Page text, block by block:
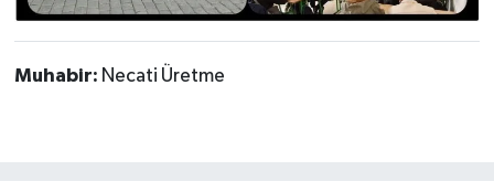
Muhabir: Necati Üretme